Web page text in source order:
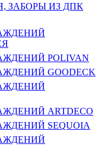
ЗАБОРЫ ИЗ ДПК
POLIVAN
GOODECK
ARTDECO
SEQUOIA